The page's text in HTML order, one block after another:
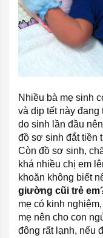
Nhiều bà mẹ sinh
và dịp tết này đang
do sinh lần đầu
đồ sơ sinh đắt tiền
Còn đồ sơ sinh,
khá nhiều chị em
khoăn không biết
giường cũi trẻ em
mẹ có kinh
mẹ nên cho con
đông rất lạnh, nếu